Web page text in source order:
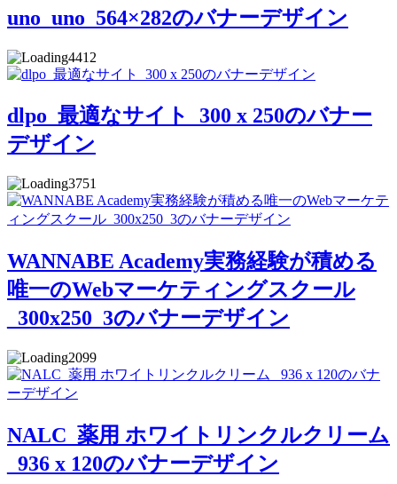
uno_uno_564×282のバナーデザイン
4412
dlpo_最適なサイト_300 x 250のバナー
デザイン
3751
WANNABE Academy実務経験が積める
唯一のWebマーケティングスクール
_300x250_3のバナーデザイン
2099
NALC_薬用 ホワイトリンクルクリーム
_936 x 120のバナーデザイン